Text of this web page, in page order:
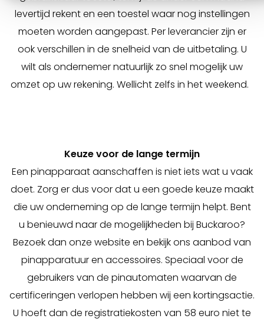
levertijd rekent en een toestel waar nog instellingen
moeten worden aangepast. Per leverancier zijn er
ook verschillen in de snelheid van de uitbetaling. U
wilt als ondernemer natuurlijk zo snel mogelijk uw
omzet op uw rekening. Wellicht zelfs in het weekend.
Keuze voor de lange termijn
Een pinapparaat aanschaffen is niet iets wat u vaak
doet. Zorg er dus voor dat u een goede keuze maakt
die uw onderneming op de lange termijn helpt. Bent
u benieuwd naar de mogelijkheden bij Buckaroo?
Bezoek dan onze website en bekijk ons aanbod van
pinapparatuur en accessoires. Speciaal voor de
gebruikers van de pinautomaten waarvan de
certificeringen verlopen hebben wij een kortingsactie.
U hoeft dan de registratiekosten van 58 euro niet te